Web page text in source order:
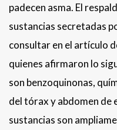
padecen asma. El
sustancias secretadas
consultar en el artículo
quienes afirmaron lo
son benzoquinonas,
del tórax y abdomen de
sustancias son